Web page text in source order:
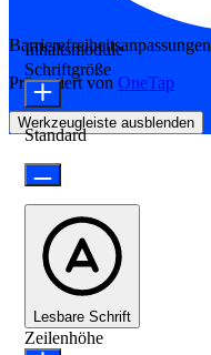
Barrierefreiheitsanpassungen
Präsentiert von OneTap
Werkzeugleiste ausblenden
Inhaltsmodule
Schriftgröße
Standard
Lesbare Schrift
Zeilenhöhe